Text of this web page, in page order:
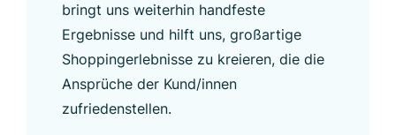
bringt uns weiterhin handfeste
Ergebnisse und hilft uns, großartige
Shoppingerlebnisse zu kreieren, die die
Ansprüche der Kund/innen
zufriedenstellen.